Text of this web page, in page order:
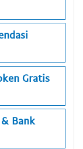
Gratis
Bank